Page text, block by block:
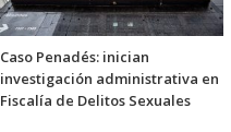
Caso Penadés: inician
investigación administrativa en
Fiscalía de Delitos Sexuales